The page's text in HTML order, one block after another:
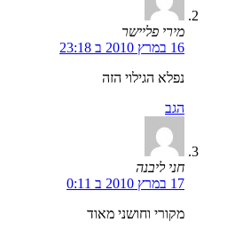
מירי פליישר
16 במרץ 2010 ב 23:18
נפלא הגילוי הזה
הגב
חני ליבנה
17 במרץ 2010 ב 0:11
מקורי וחושני מאוד